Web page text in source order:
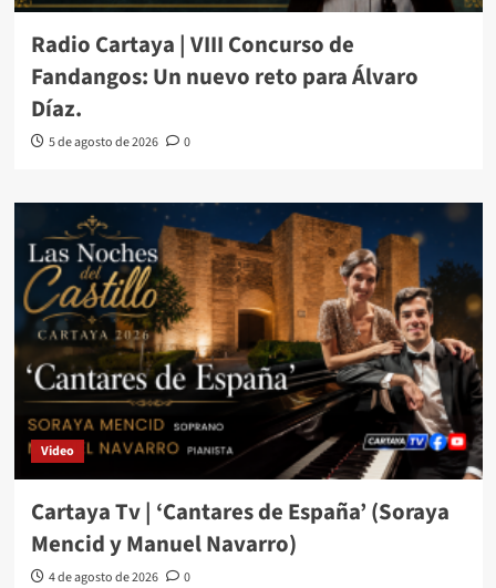
Radio Cartaya | VIII Concurso de
Fandangos: Un nuevo reto para Álvaro
Díaz.
5 de agosto de 2026 0
Video
Cartaya Tv | ‘Cantares de España’ (Soraya
Mencid y Manuel Navarro)
4 de agosto de 2026 0